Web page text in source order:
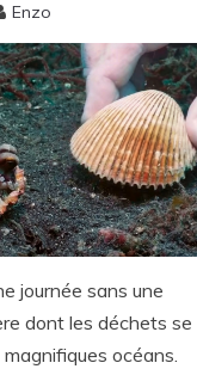
Enzo
journée sans une
dont les déchets se
océans.